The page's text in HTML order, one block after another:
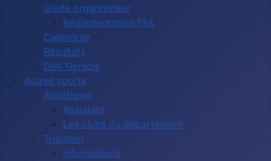
Guide organisateur
Réglementation FFA
Calendrier
Résultats
Défi Gersois
Autres sports
Athlétisme
Résultats
Les clubs du département
Triathlon
Informations